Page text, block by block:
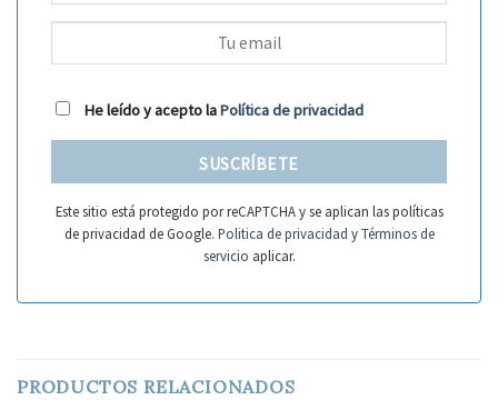
He leído y acepto laPolítica de privacidad
SUSCRÍBETE
Este sitio está protegido por reCAPTCHA y se aplican las políticas
de privacidad de Google. Politica de privacidad yTérminos de
servicio aplicar.
PRODUCTOS RELACIONADOS